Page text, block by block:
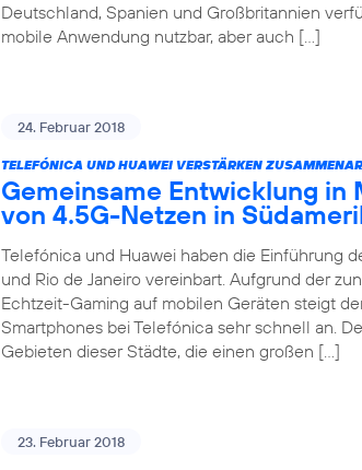
Deutschland, Spanien und Großbritannien
mobile Anwendung nutzbar, aber auch […]
24. Februar 2018
TELEFÓNICA UND HUAWEI VERSTÄRKEN
Gemeinsame Entwicklung
von 4.5G-Netzen in
Telefónica und Huawei haben die Einführung
und Rio de Janeiro vereinbart. Aufgrund der
Echtzeit-Gaming auf mobilen Geräten steigt
Smartphones bei Telefónica sehr schnell an.
Gebieten dieser Städte, die einen großen […]
23. Februar 2018